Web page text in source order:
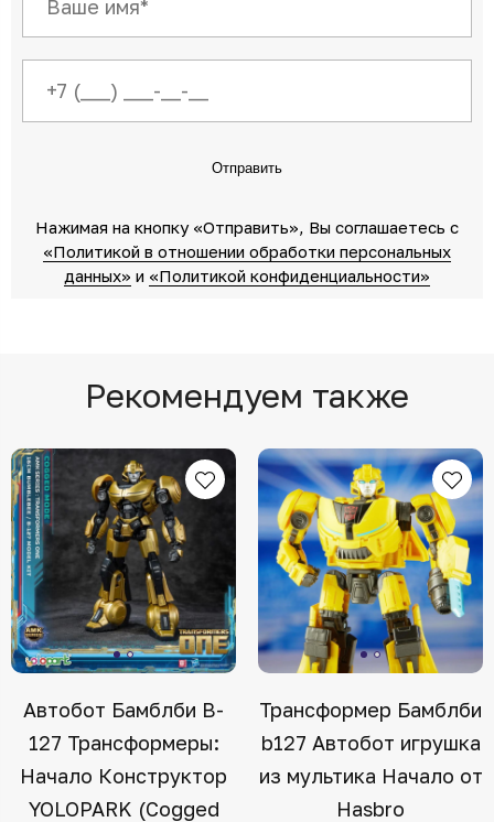
Отправить
Нажимая на кнопку «Отправить»‎, Вы соглашаетесь c
«Политикой в отношении обработки персональных
данных»‎ ‎ и «Политикой конфиденциальности»
Рекомендуем также
Автобот Бамблби B-
127 Трансформеры:
Начало Конструктор
YOLOPARK (Cogged
Трансформер Бамблби
b127 Автобот игрушка
из мультика Начало от
Hasbro